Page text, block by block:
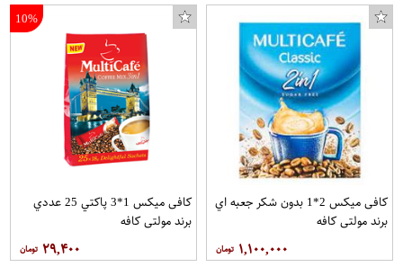
کافی میکس 2*1 بدون شکر جعبه اي
برند مولتی کافه
۱,۱۰۰,۰۰۰
10%
کافی میکس 1*3 پاکتي 25 عددي
برند مولتی کافه
۲۹,۴۰۰